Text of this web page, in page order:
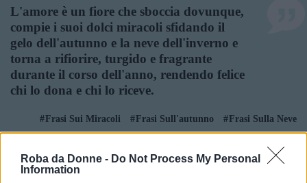
Roba da Donne - Do Not Process My Personal
Information
L'amore è un fiore che sboccia dovunque,
compie i suoi dolci miracoli sfidando il
gelo dell'autunno e la neve dell'inverno e
torna a rifiorire, turgido e fragrante
durante il corso dell'anno, rendendo felice
chi lo dona e chi lo riceve.
Frasi Sui Miracoli Frasi Sull'autunno
Frasi Sulla Neve